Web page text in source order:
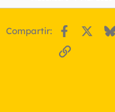
Compartir: Facebook
Enlace